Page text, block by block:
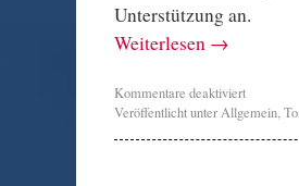
Unterstützung an.
Weiterlesen →
Kommentare deaktiviert
Veröffentlicht unterAllgemein,